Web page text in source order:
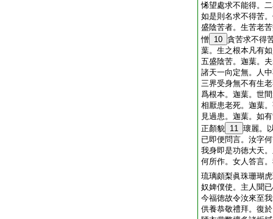
悕望處求不能得。
如是則名求不得苦
盛陰苦者。生苦老
憎 10 貪苦求不得
葉。生之根本凡有
五盛陰苦。迦葉。
諸天一向定無。人
三界受身無不有生
爲根本。迦葉。世
相厭患老死。迦葉
見過患。迦葉。如
正顏貌 11 瓌麗。
已即便問言。汝字
我身即是功徳大天
何所作。女人答言
琉璃頗梨眞珠珊瑚
奴婢僕使。主人聞
今福徳故令汝來至
供養恭敬禮拜。復